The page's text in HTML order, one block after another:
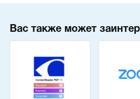
Вас также может